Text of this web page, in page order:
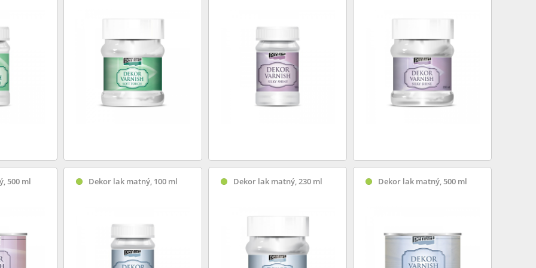
500 ml Dekor lak matný, 100 ml Dekor lak matný, 230 ml Dekor lak matný, 500 ml